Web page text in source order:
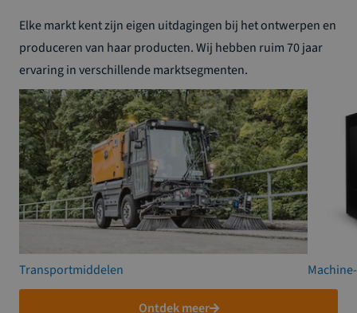
Elke markt kent zijn eigen uitdagingen bij het ontwerpen en
produceren van haar producten. Wij hebben ruim 70 jaar
ervaring in verschillende marktsegmenten.
Ontdek meer
Transportmiddelen